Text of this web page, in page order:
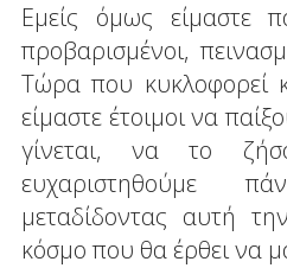
Εμείς όμως είμαστε
προβαρισμένοι,
Τώρα που κυκλοφορεί
είμαστε έτοιμοι να
γίνεται, να το
ευχαριστηθούμε
μεταδίδοντας αυτή
κόσμο που θα έρθει να